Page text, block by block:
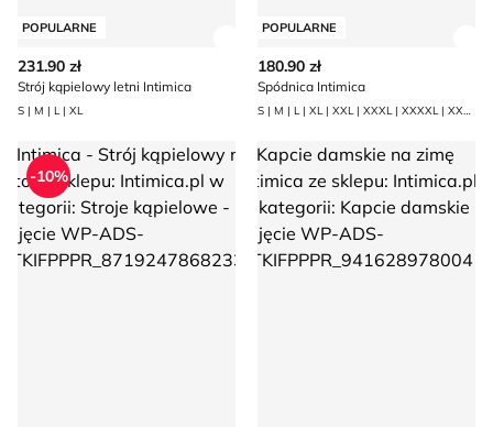
POPULARNE
231.90 zł
Strój kąpielowy letni Intimica
S | M | L | XL
POPULARNE
180.90 zł
Spódnica Intimica
S | M | L | XL | XXL | XXXL | XXXXL | XXXXXL
- Strój kąpielowy na lato
-10%
Kapcie damskie na zimę